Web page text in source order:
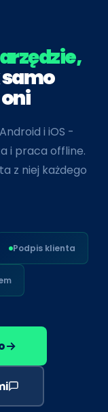
i iOS -
i praca offline.
z niej każdego
Podpis klienta